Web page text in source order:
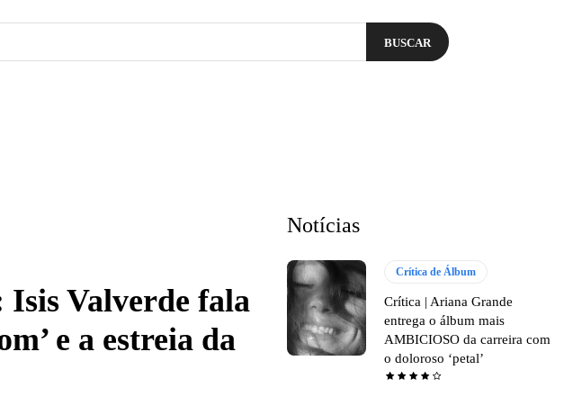
BUSCAR
Valverde fala
e a estreia da
Notícias
Crítica de Álbum
Crítica | Ariana Grande
entrega o álbum mais
AMBICIOSO da carreira com
o doloroso ‘petal’